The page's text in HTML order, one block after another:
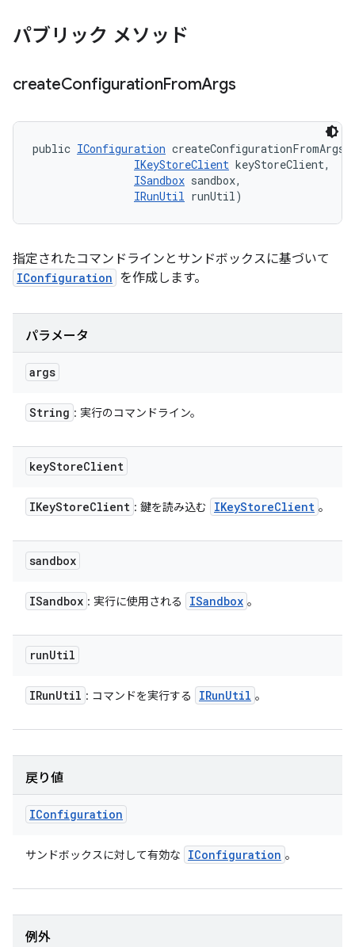
パブリック メソッド
createConfigurationFromArgs
public IConfiguration
IKeyStoreClient keyStoreClient,
ISandbox sandbox,
IRunUtil runUtil)
指定されたコマンドラインとサンドボックスに基づいて
IConfiguration を作成します。
パラメータ
args
String : 実行のコマンドライン。
keyStoreClient
IKeyStoreClient : 鍵を読み込む IKeyStoreClient 。
sandbox
ISandbox : 実行に使用される ISandbox 。
runUtil
IRunUtil : コマンドを実行する IRunUtil 。
戻り値
IConfiguration
サンドボックスに対して有効な IConfiguration 。
例外